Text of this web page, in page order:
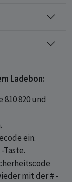
Ladebon:
810 820 und
ein.
Taste.
mit der # -